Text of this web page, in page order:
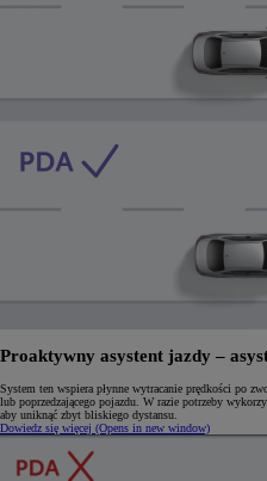
Proaktywny asystent jazdy –
System ten wspiera płynne wytracanie prędkości po
lub poprzedzającego pojazdu. W razie potrzeby
aby uniknąć zbyt bliskiego dystansu.
Dowiedz się więcej (Opens in new window)